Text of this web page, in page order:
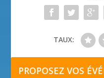
TAUX:
PROPOSEZ VOS